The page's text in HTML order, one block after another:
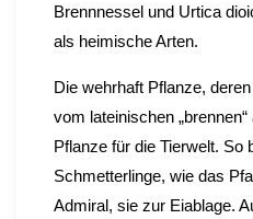
Brennnessel und Urtica
als heimische Arten.
Die wehrhaft Pflanze,
vom lateinischen
Pflanze für die Tierwelt. So
Schmetterlinge, wie das
Admiral, sie zur Eiablage.